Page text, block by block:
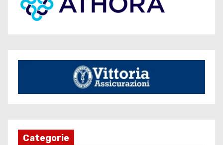
Categorie